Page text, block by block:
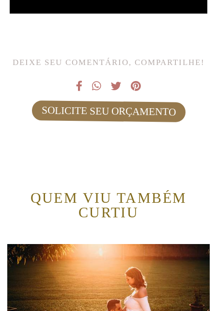
DEIXE SEU COMENTÁRIO, COMPARTILHE!
SOLICITE SEU ORÇAMENTO
QUEM VIU TAMBÉM
CURTIU